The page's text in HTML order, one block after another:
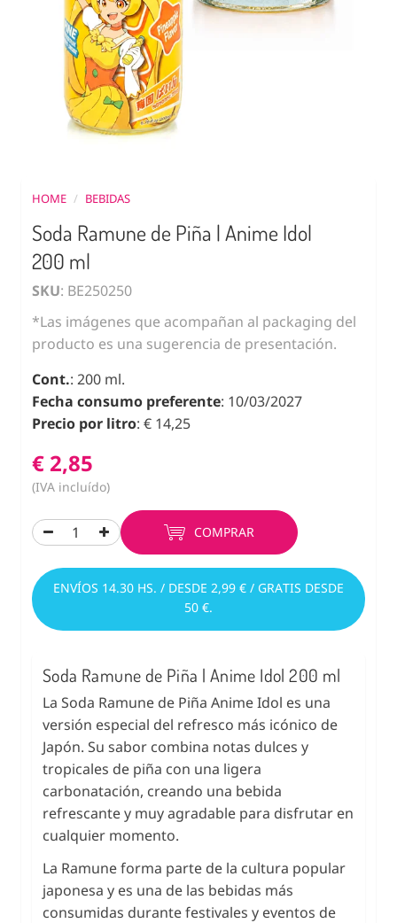
HOME / BEBIDAS
Soda Ramune de Piña | Anime Idol
200 ml
SKU: BE250250
*Las imágenes que acompañan al packaging del
producto es una sugerencia de presentación.
Cont.: 200 ml.
Fecha consumo preferente: 10/03/2027
Precio por litro: € 14,25
€ 2,85
(IVA incluído)
COMPRAR
ENVÍOS 14.30 HS. / DESDE 2,99 € / GRATIS DESDE
50 €.
Soda Ramune de Piña | Anime Idol 200 ml
La Soda Ramune de Piña Anime Idol es una
versión especial del refresco más icónico de
Japón. Su sabor combina notas dulces y
tropicales de piña con una ligera
carbonatación, creando una bebida
refrescante y muy agradable para disfrutar en
cualquier momento.
La Ramune forma parte de la cultura popular
japonesa y es una de las bebidas más
consumidas durante festivales y eventos de